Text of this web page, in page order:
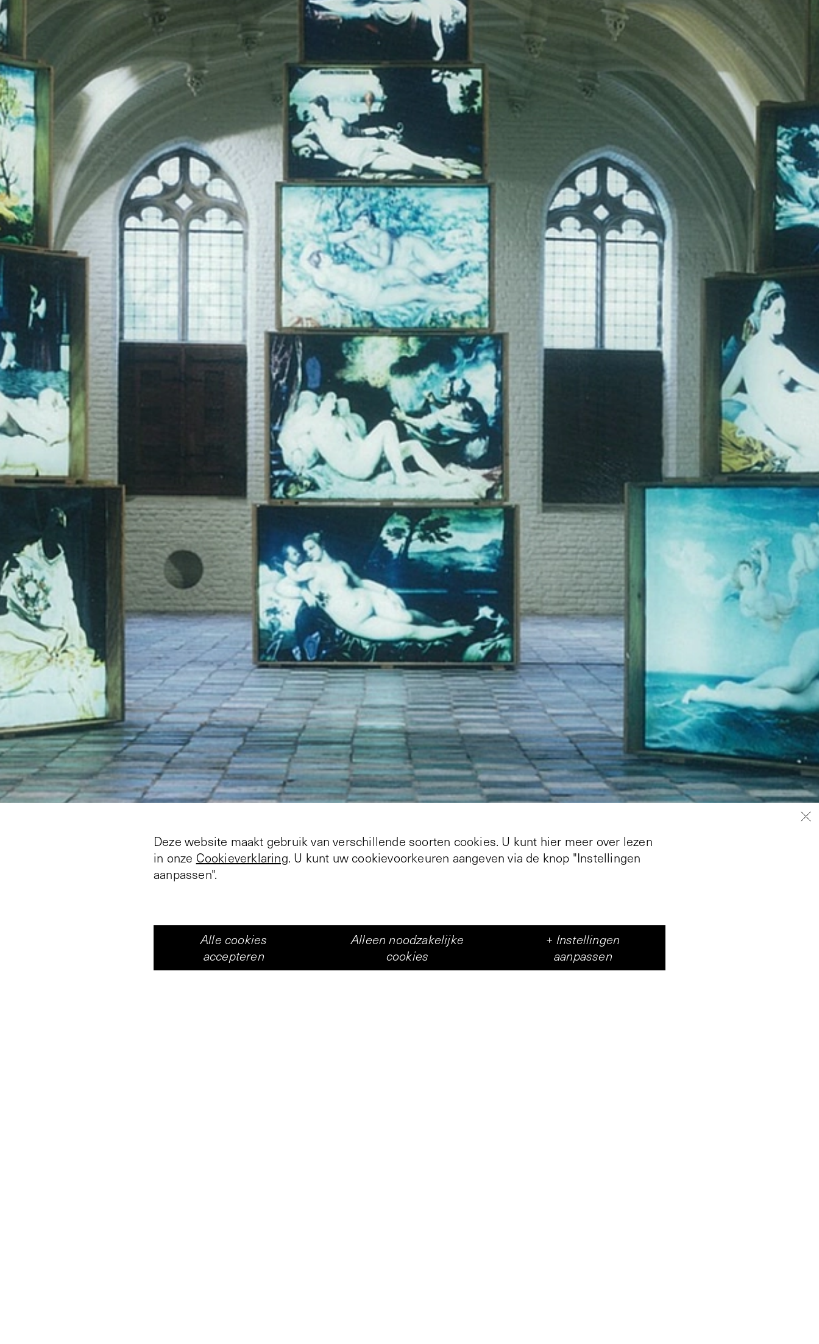
Deze website maakt gebruik van verschillende soorten cookies. U kunt hier meer over lezen
in onze Cookieverklaring. U kunt uw cookievoorkeuren aangeven via de knop "Instellingen
aanpassen".
Alle cookies
accepteren
Alleen noodzakelijke
cookies
+ Instellingen
aanpassen